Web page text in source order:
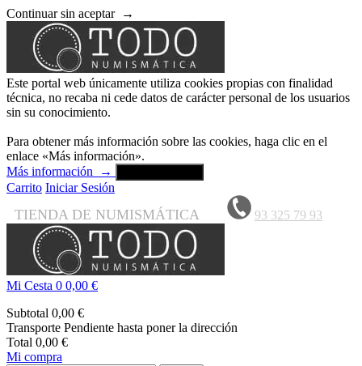
Continuar sin aceptar →
Este portal web únicamente utiliza cookies propias con finalidad
técnica, no recaba ni cede datos de carácter personal de los usuarios
sin su conocimiento.
Para obtener más información sobre las cookies, haga clic en el
enlace «Más información».
Más información
→
Carrito Iniciar Sesión
TIENDA DE NUMISMÁTICA 93 325 79 93
Mi Cesta 0 0,00 €
Subtotal 0,00 €
Transporte Pendiente hasta poner la dirección
Total 0,00 €
Mi compra